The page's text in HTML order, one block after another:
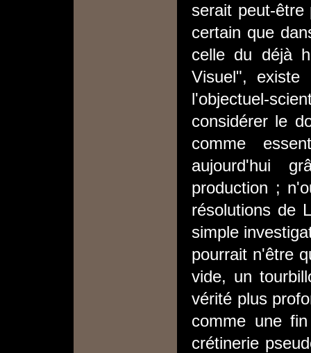
serait peut-
certain que
celle du déjà
Visuel",
l'objectuel-
considérer le
comme
aujourd'hui
production ;
résolutions de
simple
pourrait n'être
vide, un
vérité plus
comme une
crétinerie